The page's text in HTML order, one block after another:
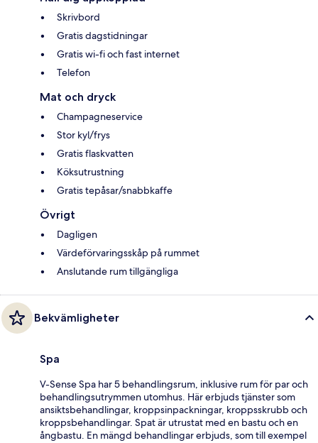
Skrivbord
Gratis dagstidningar
Gratis wi-fi och fast internet
Telefon
Mat och dryck
Champagneservice
Stor kyl/frys
Gratis flaskvatten
Köksutrustning
Gratis tepåsar/snabbkaffe
Övrigt
Dagligen
Värdeförvaringsskåp på rummet
Anslutande rum tillgängliga
Bekvämligheter
Spa
V-Sense Spa har 5 behandlingsrum, inklusive rum för par och
behandlingsutrymmen utomhus. Här erbjuds tjänster som
ansiktsbehandlingar, kroppsinpackningar, kroppsskrubb och
kroppsbehandlingar. Spat är utrustat med en bastu och en
ångbastu. En mängd behandlingar erbjuds, som till exempel